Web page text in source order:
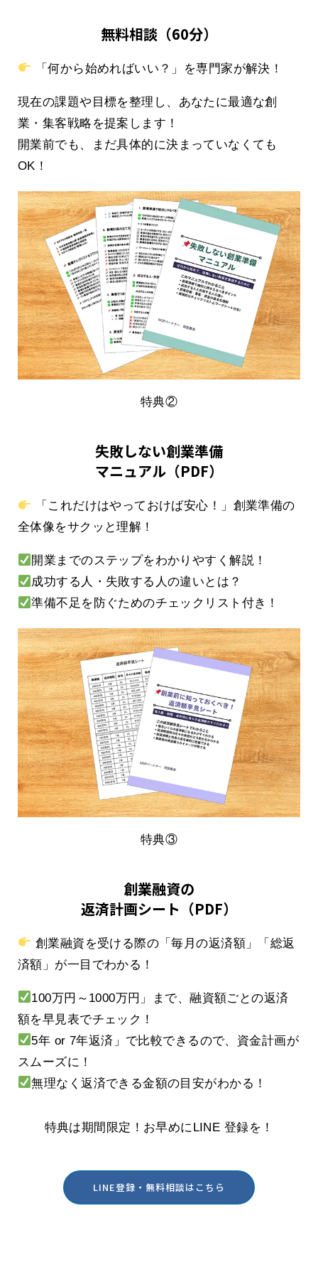
無料相談（60分）
「何から始めればいい？」を専門家が解決！
現在の課題や目標を整理し、あなたに最適な創
業・集客戦略を提案します！
開業前でも、まだ具体的に決まっていなくても
OK！
特典②
失敗しない創業準備
マニュアル（PDF）
「これだけはやっておけば安心！」創業準備の
全体像をサクッと理解！
開業までのステップをわかりやすく解説！
成功する人・失敗する人の違いとは？
準備不足を防ぐためのチェックリスト付き！
特典③
創業融資の
返済計画シート（PDF）
創業融資を受ける際の「毎月の返済額」「総返
済額」が一目でわかる！
100万円～1000万円」まで、融資額ごとの返済
額を早見表でチェック！
5年 or 7年返済」で比較できるので、資金計画が
スムーズに！
無理なく返済できる金額の目安がわかる！
特典は期間限定！お早めにLINE 登録を！
LINE登録・無料相談はこちら